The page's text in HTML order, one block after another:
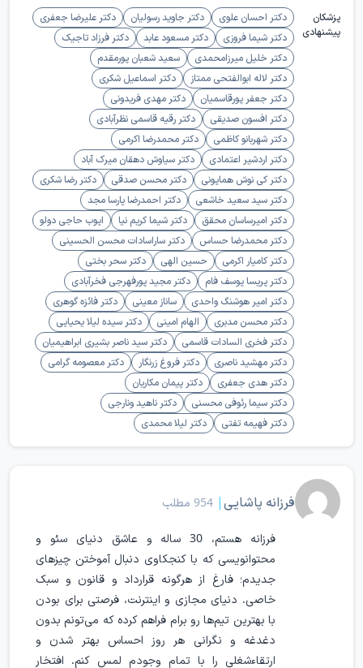
پزشکان
پیشنهادی
دکتر احسان علوی دکتر جاوید رسولیان
دکتر علیرضا جعفری
دکتر شیما فروزی
دکتر مسعود عابد
دکتر فرزاد تاجیک
دکتر خلیل میرزامحمدی
سعید شعبان پورمقدم
دکتر لاله ابوالفتحی ممتاز
دکتر اسماعیل شکری
دکتر جعفر پورقاسمیان
دکتر مهدی فریدونی
دکتر افسون صدیقی
دکتر رقیه قاسمی نظرآبادی
دکتر شهربانو کاظمی
دکتر محمدرضا اکرمی
دکتر اردشیر اعتمادی
دکتر سیاوش دهقان میرک آباد
دکتر کی نوش همایونی
دکتر محسن صدقی
دکتر رضا شکری
دکتر سید سعید خاشعی
دکتر احمدرضا پارسا مجد
دکتر امیرساسان محقق
دکتر شیما کریم نیا
ایوب حاجی دولو
دکتر محمدرضا حساس
دکتر ساراسادات محسن الحسینی
دکتر کامیار اکرمی
حسین الهی
دکتر سحر بختی
دکتر پریسا یوسف فام
دکتر مجید پورفهرجی فخرآبادی
دکتر امیر هوشنگ واحدی
ساناز معینی
دکتر فائزه گوهری
دکتر محسن مدبری
الهام امینی
دکتر سیده لیلا یحیایی
دکتر فخری السادات قاسمی
دکتر سید ناصر بشیری ابراهیمیان
دکتر مهشید ناصری
دکتر فروغ زرنگار
دکتر معصومه گرامی
دکتر هدی جعفری
دکتر پیمان مکاریان
دکتر سیما رئوفی محسنی
دکتر ناهید ونارجی
دکتر فهیمه تفتی
دکتر لیلا محمدی
فرزانه پاشایی| 954 مطلب
فرزانه هستم، 30 ساله و عاشق دنیای سئو و
محتوانویسی که با کنجکاوی دنبال آموختن چیزهای
جدیدم؛ فارغ از هرگونه قرارداد و قانون و سبک
خاصی. دنیای مجازی و اینترنت، فرصتی برای بودن
با بهترین تیم‌ها رو برام فراهم کرده که می‌تونم بدون
دغدغه و نگرانی هر روز احساس بهتر شدن و
ارتقاء‌شغلی را با تمام وجودم لمس کنم. افتخار